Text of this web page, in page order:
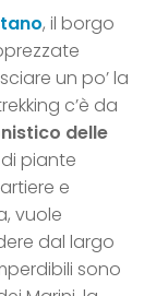
, il borgo
un po’ la
c’è da
delle
piante
e
vuole
dal largo
sono